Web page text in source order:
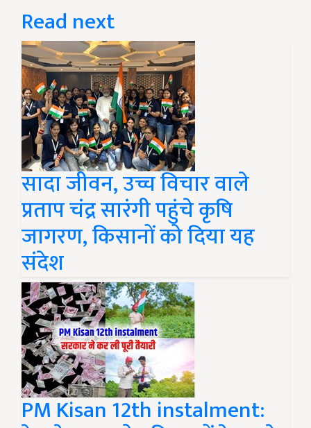
Read next
सादा जीवन, उच्च विचार वाले
प्रताप चंद्र सारंगी पहुंचे कृषि
जागरण, किसानों को दिया यह
संदेश
PM Kisan 12th instalment: